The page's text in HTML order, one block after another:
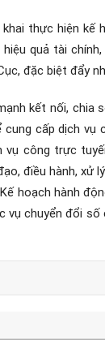
thực hiện
quả tài
đặc biệt đẩy
kết nối,
cấp dịch
công trực
điều hành, xử
hoạch hành
chuyển đổi